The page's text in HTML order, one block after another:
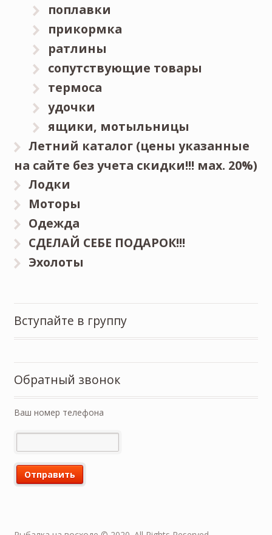
поплавки
прикормка
ратлины
сопутствующие товары
термоса
удочки
ящики, мотыльницы
Летний каталог (цены указанные
на сайте без учета скидки!!! мах. 20%)
Лодки
Моторы
Одежда
СДЕЛАЙ СЕБЕ ПОДАРОК!!!
Эхолоты
Вступайте в группу
Обратный звонок
Ваш номер телефона